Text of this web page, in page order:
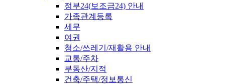
정부24(보조금24) 안내
가족관계등록
세무
여권
청소/쓰레기/재활용 안내
교통/주차
부동산/지적
건축/주택/정보통신